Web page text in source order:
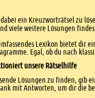
ein Kreuzworträtsel zu
viele weitere Lösungen
Lexikon bietet dir
Egal, ob du nach
unsere Rätselhilfe
Lösungen zu finden, gib
mit Antworten, um dir die